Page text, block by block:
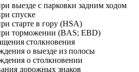
выезде с парковки задним ходом
спуске
старте в гору (HSA)
торможении (BAS; EBD)
столкновения
о выезде из полосы
о столкновении
дорожных знаков